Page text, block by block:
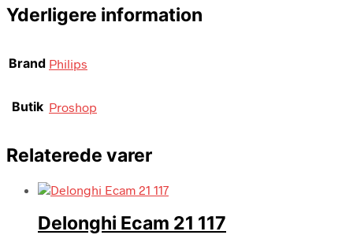
Yderligere information
Brand Philips
Butik Proshop
Relaterede varer
Delonghi Ecam 21 117